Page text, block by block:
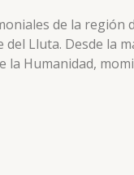
de la región
Lluta. Desde la
la Humanidad,